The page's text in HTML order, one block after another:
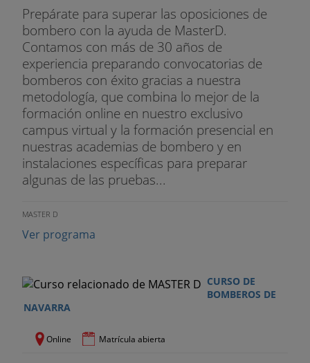
Se permitirá levantar los talones y el ballesteo de
piernas, siempre y cuando no haya
desplazamiento o se pierda totalmente el contacto
con el suelo de uno de los pies.
TREPA DE CUERDA LISA
Finalidad: Mide la potencia del tren superior.
Descripción: Trepa por una cuerda lisa sin apoyo
de piernas, partiendo desde la posición de
sentado. A la voz de "ya" del Juez iniciará la trepa a
tocar la campana situada a la altura fijada tiempo
- Cuando el ejecutante no alcance la altura
marcada.
- Cuando se ayude con presa de pies.
Prepárate para superar las oposiciones de
bombero con la ayuda de MasterD.
Contamos con más de 30 años de
experiencia preparando convocatorias de
bomberos con éxito gracias a nuestra
metodología, que combina lo mejor de la
formación online en nuestro exclusivo
campus virtual y la formación presencial en
nuestras academias de bombero y en
instalaciones específicas para preparar
algunas de las pruebas...
MASTER D
Ver programa
CURSO DE
BOMBEROS DE
NAVARRA
Online Matrícula abierta